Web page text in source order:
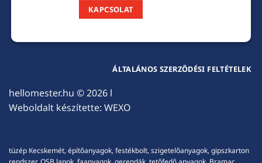
KAPCSOLAT
hellomester.hu © 2026 l
Weboldalt készítette: WEXO
ÁLTALÁNOS SZERZŐDÉSI FELTÉTELEK
tüzép Kecskemét, építőanyagok, festékbolt, szigetelőanyagok, gipszkarton